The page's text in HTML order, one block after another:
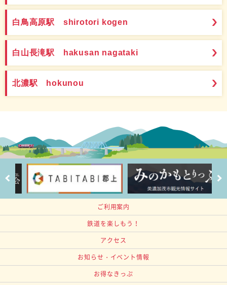
白鳥高原駅 shirotori kogen
白山長滝駅 hakusan nagataki
北濃駅 hokunou
ご利用案内
鉄道を楽しもう！
アクセス
お知らせ・イベント情報
お得なきっぷ